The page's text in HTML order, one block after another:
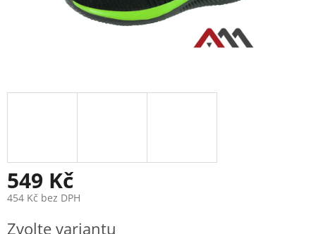
549 Kč
454 Kč bez DPH
cena:
Zvolte variantu